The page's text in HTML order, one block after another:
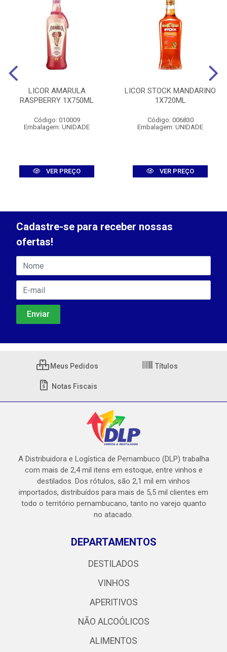
LICOR AMARULA
RASPBERRY 1X750ML
Código: 010009
Embalagem: UNIDADE
VER PREÇO
LICOR STOCK MANDARINO
1X720ML
Código: 006830
Embalagem: UNIDADE
VER PREÇO
Cadastre-se para receber nossas
ofertas!
Meus Pedidos Títulos
Notas Fiscais
A Distribuidora e Logística de Pernambuco (DLP) trabalha
com mais de 2,4 mil itens em estoque, entre vinhos e
destilados. Dos rótulos, são 2,1 mil em vinhos
importados, distribuídos para mais de 5,5 mil clientes em
todo o território pernambucano, tanto no varejo quanto
no atacado.
DEPARTAMENTOS
DESTILADOS
VINHOS
APERITIVOS
NÃO ALCOÓLICOS
ALIMENTOS